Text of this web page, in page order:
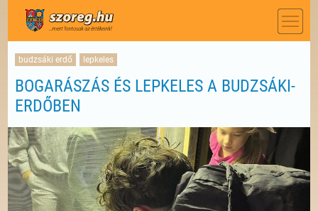
budzsáki erdő lepkeles
BOGARÁSZÁS ÉS LEPKELES A BUDZSÁKI-
ERDŐBEN